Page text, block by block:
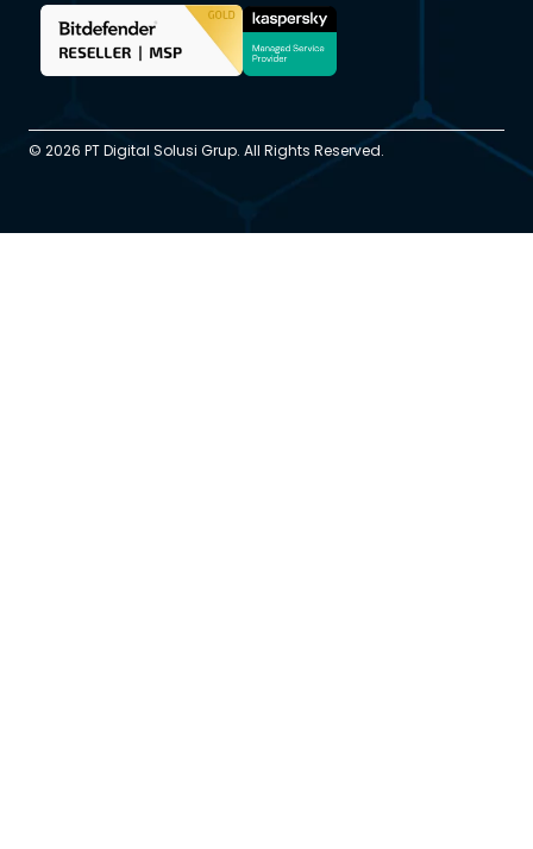
© 2026 PT Digital Solusi Grup. All Rights Reserved.